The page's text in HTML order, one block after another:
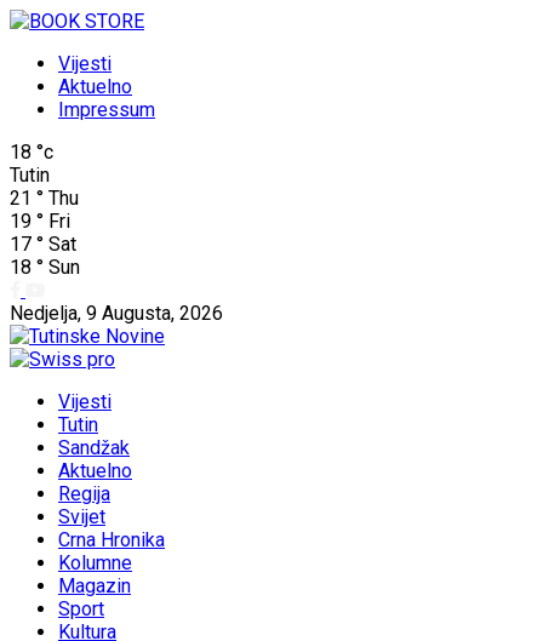
Vijesti
Aktuelno
Impressum
18 °c
Tutin
21 ° Thu
19 ° Fri
17 ° Sat
18 ° Sun
Nedjelja, 9 Augusta, 2026
Vijesti
Tutin
Sandžak
Aktuelno
Regija
Svijet
Crna Hronika
Kolumne
Magazin
Sport
Kultura